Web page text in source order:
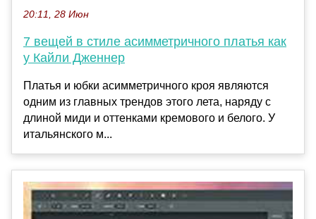
20:11, 28 Июн
7 вещей в стиле асимметричного платья как
у Кайли Дженнер
Платья и юбки асимметричного кроя являются
одним из главных трендов этого лета, наряду с
длиной миди и оттенками кремового и белого. У
итальянского м...